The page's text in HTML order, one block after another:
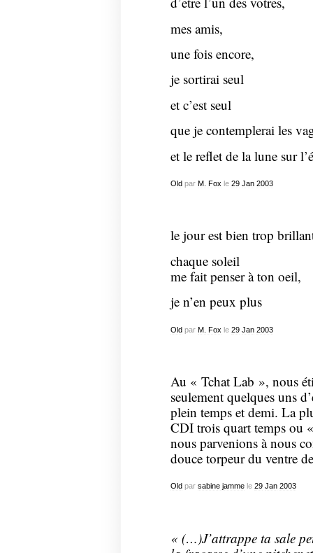
mes amis,
une fois encore,
je sortirai seul
et c’est seul
que je contemplerai les
et le reflet de la lune sur
Oldpar M. Fox le 29 Jan 2003
le jour est bien trop
chaque soleil
me fait penser à ton oeil,
je n’en peux plus
Oldpar M. Fox le 29 Jan 2003
Au « Tchat Lab », nous
seulement quelques uns
plein temps et demi. La
CDI trois quart temps ou
nous parvenions à nous
douce torpeur du ventre
Old par sabine jammele 29 Jan 2003
« (…)J’attrappe ta sale